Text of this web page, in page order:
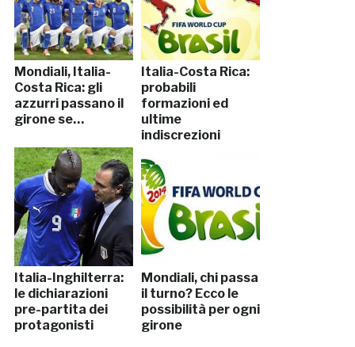
Mondiali, Italia-
Costa Rica: gli
azzurri passano il
girone se…
Italia-Costa Rica:
probabili
formazioni ed
ultime
indiscrezioni
Italia-Inghilterra:
le dichiarazioni
pre-partita dei
protagonisti
Mondiali, chi passa
il turno? Ecco le
possibilità per ogni
girone